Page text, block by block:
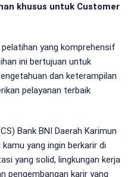
khusus untuk Customer
yang komprehensif
ini bertujuan untuk
dan keterampilan
pelayanan terbaik
Bank BNI Daerah Karimun
yang ingin berkarir di
yang solid, lingkungan kerja
pengembangan karir yang